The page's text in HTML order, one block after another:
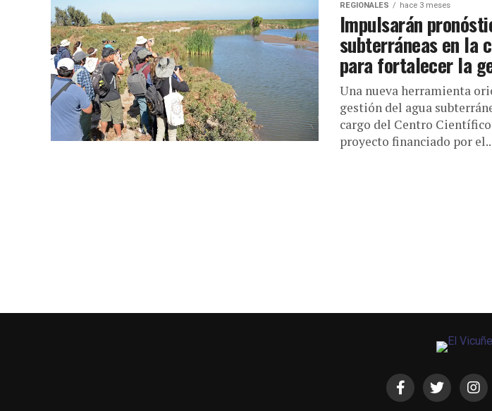
REGIONALES hace 3 meses
Impulsarán
subterráneas en la
para fortalecer la
Una nueva herramienta
gestión del agua
cargo del Centro
proyecto financiado por